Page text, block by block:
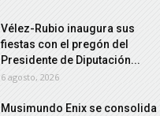
Vélez-Rubio inaugura sus
fiestas con el pregón del
Presidente de Diputación...
6 agosto, 2026
Musimundo Enix se consolida